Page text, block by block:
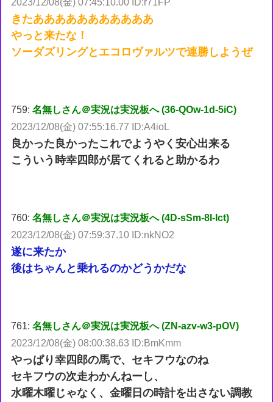
2023/12/08(金) 07:45:10.00 ID:r71FP
きたあああああああああああ
やっと来たな！
ソーダズリングとエコロヴァルツで連勝しようぜ
759:名無しさん＠実況は実況板へ (36-QOw-1d-5iC)
2023/12/08(金) 07:55:16.77 ID:A4ioL
良かった良かったこれでようやく安心出来る
こういう時幸四郎が居てくれると助かるわ
760:名無しさん＠実況は実況板へ (4D-sSm-8I-Ict)
2023/12/08(金) 07:59:37.10 ID:nkNO2
遂に来たか
後はちゃんと乗れるのかどうかだな
761:名無しさん＠実況は実況板へ (ZN-azv-w3-pOV)
2023/12/08(金) 08:00:38.63 ID:BmKmm
やっぱり幸四郎の馬で、セキフウなのね
セキフウの次走わかんねーし、
水曜木曜じゃなく、金曜日の時計を出さない調教